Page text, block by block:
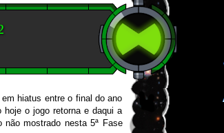
hiatus entre o final do ano
o jogo retorna e daqui a
mostrado nesta 5ª Fase